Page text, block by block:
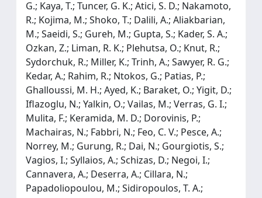
G.; Kaya, T.; Tuncer, G. K.; Atici, S. D.; Nakamoto,
R.; Kojima, M.; Shoko, T.; Dalili, A.; Aliakbarian,
M.; Saeidi, S.; Gureh, M.; Gupta, S.; Kader, S. A.;
Ozkan, Z.; Liman, R. K.; Plehutsa, O.; Knut, R.;
Sydorchuk, R.; Miller, K.; Trinh, A.; Sawyer, R. G.;
Kedar, A.; Rahim, R.; Ntokos, G.; Patias, P.;
Ghalloussi, M. H.; Ayed, K.; Baraket, O.; Yigit, D.;
Iflazoglu, N.; Yalkin, O.; Vailas, M.; Verras, G. I.;
Mulita, F.; Keramida, M. D.; Dorovinis, P.;
Machairas, N.; Fabbri, N.; Feo, C. V.; Pesce, A.;
Norrey, M.; Gurung, R.; Dai, N.; Gourgiotis, S.;
Vagios, I.; Syllaios, A.; Schizas, D.; Negoi, I.;
Cannavera, A.; Deserra, A.; Cillara, N.;
Papadoliopoulou, M.; Sidiropoulos, T. A.;